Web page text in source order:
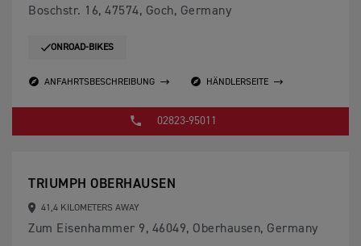
Boschstr. 16, 47574, Goch, Germany
ONROAD-BIKES
ANFAHRTSBESCHREIBUNG HÄNDLERSEITE
02823-95011
TRIUMPH OBERHAUSEN
41,4 KILOMETERS AWAY
Zum Eisenhammer 9, 46049, Oberhausen, Germany